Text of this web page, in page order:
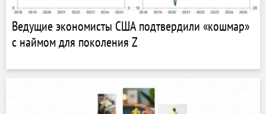
Ведущие экономисты США подтвердили «кошмар»
с наймом для поколения Z